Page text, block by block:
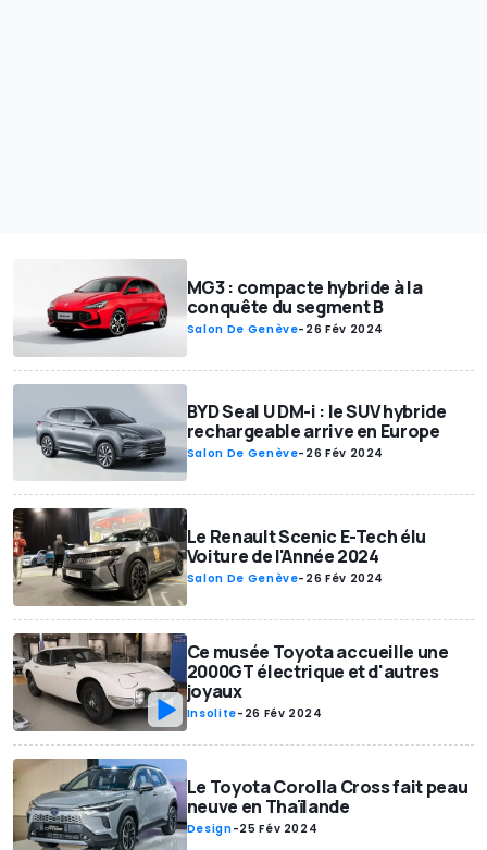
MG3 : compacte hybride à la
conquête du segment B
Salon De Genève- 26 Fév 2024
BYD Seal U DM-i : le SUV hybride
rechargeable arrive en Europe
Salon De Genève- 26 Fév 2024
Le Renault Scenic E-Tech élu
Voiture de l'Année 2024
Salon De Genève- 26 Fév 2024
Ce musée Toyota accueille une
2000GT électrique et d'autres
joyaux
Insolite- 26 Fév 2024
Le Toyota Corolla Cross fait peau
neuve en Thaïlande
Design-25 Fév 2024